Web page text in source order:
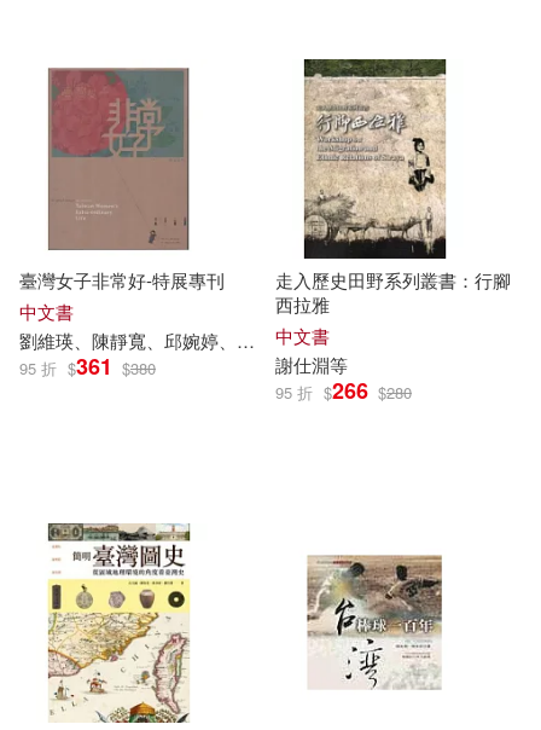
臺灣女子非常好-特展專刊
中文書
劉維瑛、陳靜寬、邱婉婷、
謝 淵、吳宗岳、陳涵郁
95 折 $361 $380
走入歷史田野系列叢書：行腳
西拉雅
中文書
謝仕淵等
95 折 $266 $280